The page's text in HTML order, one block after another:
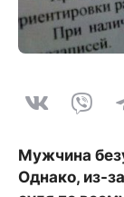
Мужчина
Однако, из-